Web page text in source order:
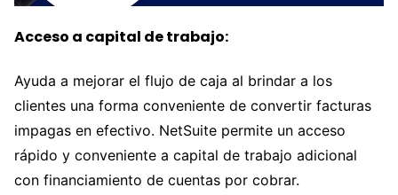
Acceso a capital de trabajo:
Ayuda a mejorar el flujo de caja al brindar a los
clientes una forma conveniente de convertir facturas
impagas en efectivo. NetSuite permite un acceso
rápido y conveniente a capital de trabajo adicional
con financiamiento de cuentas por cobrar.